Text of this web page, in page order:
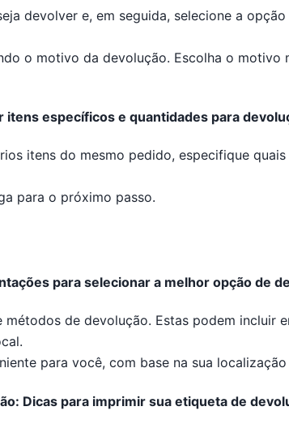
devolver e, em seguida, selecione a
o motivo da devolução. Escolha o motivo
específicos e quantidades para
itens do mesmo pedido, especifique
para o próximo passo.
para selecionar a melhor opção de
métodos de devolução. Estas podem incluir
para você, com base na sua
Dicas para imprimir sua etiqueta de